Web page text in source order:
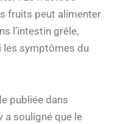
fruits peut alimenter
l’intestin grêle,
les symptômes du
publiée dans
a souligné que le